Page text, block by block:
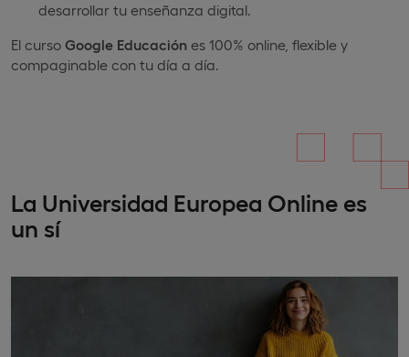
desarrollar tu enseñanza digital.
El curso Google Educación es 100% online, flexible y
compaginable con tu día a día.
La Universidad Europea Online es
un sí